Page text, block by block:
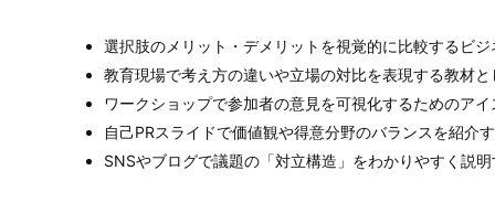
選択肢のメリット・デメリットを視覚的に比較するビ
教育現場で考え方の違いや立場の対比を表現する教材と
ワークショップで参加者の意見を可視化するためのア
自己PRスライドで価値観や得意分野のバランスを紹介
SNSやブログで議題の「対立構造」をわかりやすく説